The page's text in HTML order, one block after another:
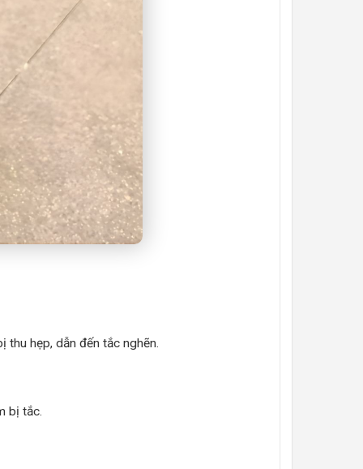
hẹp, dẫn đến tắc nghẽn.
bị tắc.